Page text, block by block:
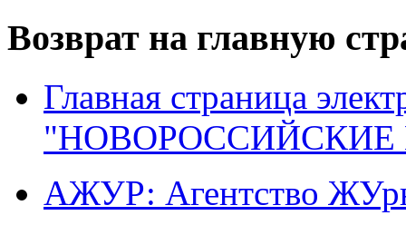
Возврат на главную
Главная страница
"НОВОРОССИЙСКИЕ
АЖУР: Агентство